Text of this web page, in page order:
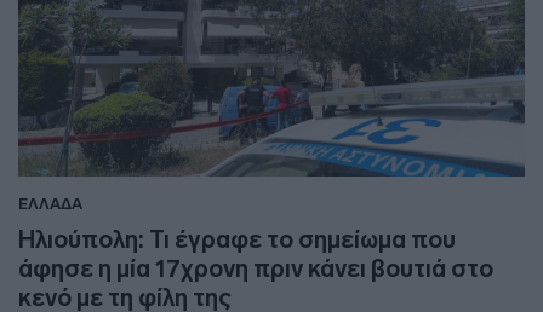
ΕΛΛΑΔΑ
Ηλιούπολη: Τι έγραφε το σημείωμα που
άφησε η μία 17χρονη πριν κάνει βουτιά στο
κενό με τη φίλη της